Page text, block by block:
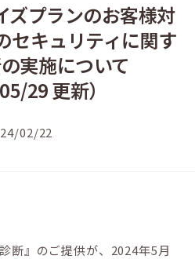
ズプランのお客様対
セキュリティに関す
実施について
29 更新）
02/22
断』のご提供が、2024年5月